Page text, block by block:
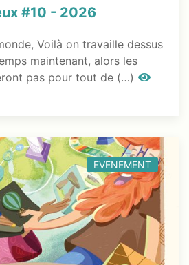
#10 - 2026
Voilà on travaille dessus
maintenant, alors les
pas pour tout de (…)
EVENEMENT